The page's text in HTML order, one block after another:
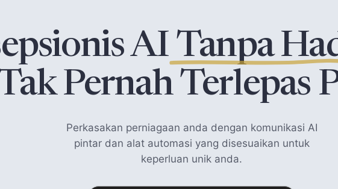
AI Tanpa
Pernah Terlepas
Perkasakan perniagaan anda dengan komunikasi AI
pintar dan alat automasi yang disesuaikan untuk
keperluan unik anda.